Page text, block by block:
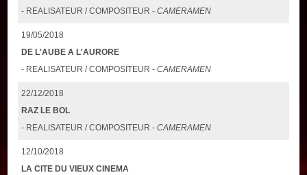
- REALISATEUR / COMPOSITEUR -CAMERAMEN
19/05/2018
DE L'AUBE A L'AURORE
- REALISATEUR / COMPOSITEUR -CAMERAMEN
22/12/2018
RAZ LE BOL
- REALISATEUR / COMPOSITEUR -CAMERAMEN
12/10/2018
LA CITE DU VIEUX CINEMA